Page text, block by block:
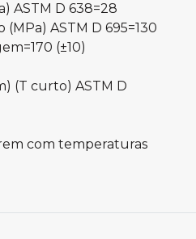
ASTM D 638=28
(MPa) ASTM D 695=130
(±10)
(T curto) ASTM D
com temperaturas